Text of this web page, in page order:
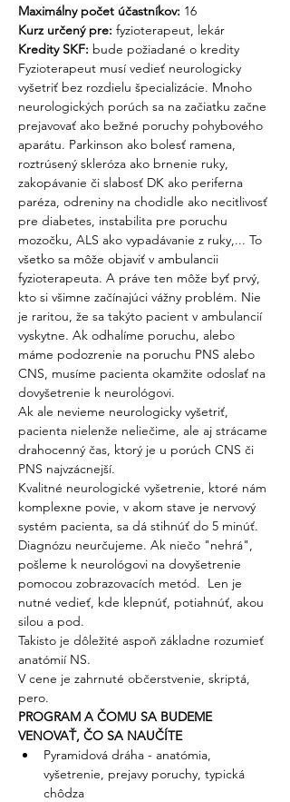
Maximálny počet účastníkov: 16
Kurz určený pre: fyzioterapeut, lekár
Kredity SKF: bude požiadané o kredity
Fyzioterapeut musí vedieť neurologicky
vyšetriť bez rozdielu špecializácie. Mnoho
neurologických porúch sa na začiatku začne
prejavovať ako bežné poruchy pohybového
aparátu. Parkinson ako bolesť ramena,
roztrúsený skleróza ako brnenie ruky,
zakopávanie či slabosť DK ako periferna
paréza, odreniny na chodidle ako necitlivosť
pre diabetes, instabilita pre poruchu
mozočku, ALS ako vypadávanie z ruky,... To
všetko sa môže objaviť v ambulancii
fyzioterapeuta. A práve ten môže byť prvý,
kto si všimne začínajúci vážny problém. Nie
je raritou, že sa takýto pacient v ambulancií
vyskytne. Ak odhalíme poruchu, alebo
máme podozrenie na poruchu PNS alebo
CNS, musíme pacienta okamžite odoslať na
dovyšetrenie k neurológovi.
Ak ale nevieme neurologicky vyšetriť,
pacienta nielenže neliečime, ale aj strácame
drahocenný čas, ktorý je u porúch CNS či
PNS najvzácnejší.
Kvalitné neurologické vyšetrenie, ktoré nám
komplexne povie, v akom stave je nervový
systém pacienta, sa dá stihnúť do 5 minúť.
Diagnózu neurčujeme. Ak niečo "nehrá",
pošleme k neurológovi na dovyšetrenie
pomocou zobrazovacích metód.  Len je
nutné vedieť, kde klepnúť, potiahnúť, akou
silou a pod.
Takisto je dôležité aspoň základne rozumieť
anatómií NS.
V cene je zahrnuté občerstvenie, skriptá,
pero.
PROGRAM A ČOMU SA BUDEME
VENOVAŤ, ČO SA NAUČÍTE
Pyramidová dráha - anatómia,
vyšetrenie, prejavy poruchy, typická
chôdza